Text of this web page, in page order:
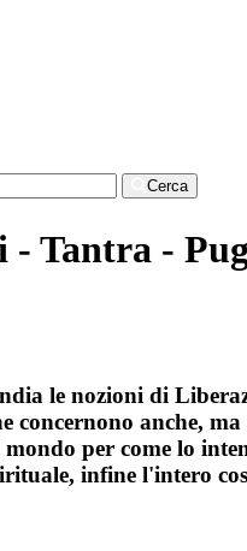
Cerca
- Tantra -
le nozioni di
concernono anche,
per come lo
infine l'intero